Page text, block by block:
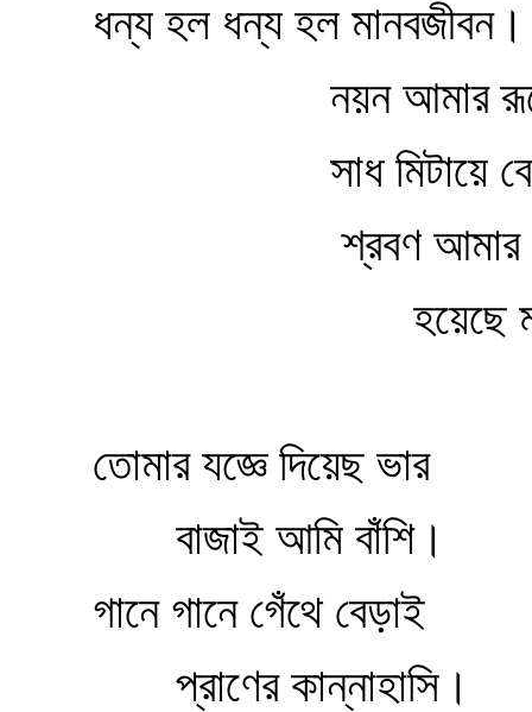
ধন্য হল ধন্য হল মানবজীবন।
নয়ন আমার
সাধ মিটায়ে
শ্রবণ আমার
হয়েছে
তোমার যজ্ঞে দিয়েছ ভার
বাজাই আমি বাঁশি।
গানে গানে গেঁথে বেড়াই
প্রাণের কান্নাহাসি।